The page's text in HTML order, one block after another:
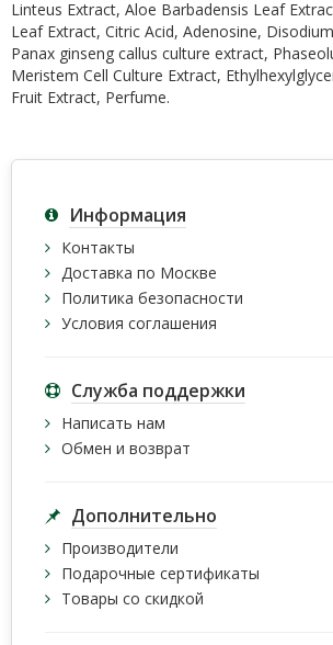
Linteus Extract, Aloe Barbadensis Leaf
Leaf Extract, Citric Acid, Adenosine,
Panax ginseng callus culture extract,
Meristem Cell Culture Extract,
Fruit Extract, Perfume.
Информация
Контакты
Доставка по Москве
Политика безопасности
Условия соглашения
Служба поддержки
Написать нам
Обмен и возврат
Дополнительно
Производители
Подарочные сертификаты
Товары со скидкой